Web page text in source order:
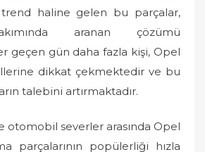
trend haline gelen bu parçalar,
aranan çözümü
geçen gün daha fazla kişi, Opel
dikkat çekmektedir ve bu
talebini artırmaktadır.
otomobil severler arasında Opel
parçalarının popülerliği hızla